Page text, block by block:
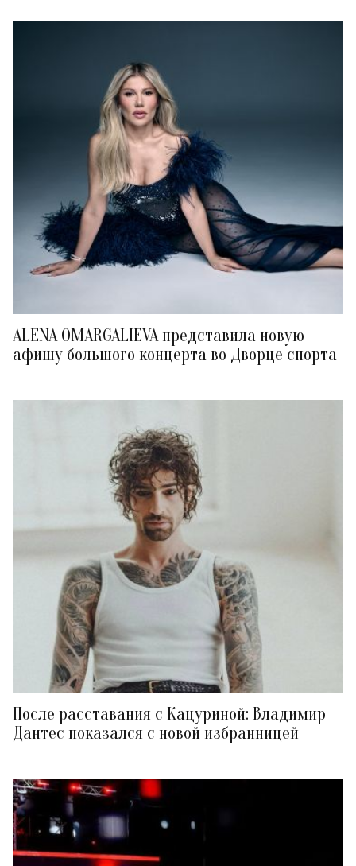
ALENA OMARGALIEVA представила новую
афишу большого концерта во Дворце спорта
После расставания с Кацуриной: Владимир
Дантес показался с новой избранницей